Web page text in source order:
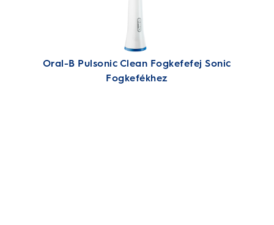
Oral-B Pulsonic Clean Fogkefefej Sonic
Fogkefékhez